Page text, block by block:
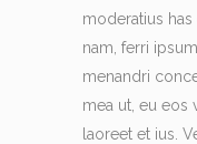
moderatius
nam, ferri
menandri
mea ut, eu eos
laoreet et ius.